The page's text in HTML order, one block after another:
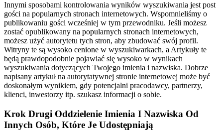
Innymi sposobami kontrolowania wyników wyszukiwania jest post
gości na popularnych stronach internetowych. Wspomnieliśmy o
publikowaniu gości wcześniej w tym przewodniku. Jeśli możesz
zostać opublikowany na popularnych stronach internetowych,
możesz użyć autorytetu tych stron, aby zbudować swój profil.
Witryny te są wysoko cenione w wyszukiwarkach, a Artykuły te
będą prawdopodobnie pojawiać się wysoko w wynikach
wyszukiwania dotyczących Twojego imienia i nazwiska. Dobrze
napisany artykuł na autorytatywnej stronie internetowej może być
doskonałym wynikiem, gdy potencjalni pracodawcy, partnerzy,
klienci, inwestorzy itp. szukasz informacji o sobie.
Krok Drugi Oddzielenie Imienia I Nazwiska Od
Innych Osób, Które Je Udostępniają